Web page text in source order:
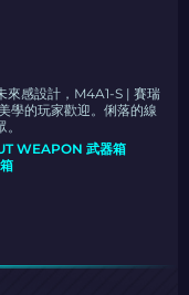
來感設計，M4A1-S | 賽瑞
學的玩家歡迎。俐落的線
WEAPON 武器箱